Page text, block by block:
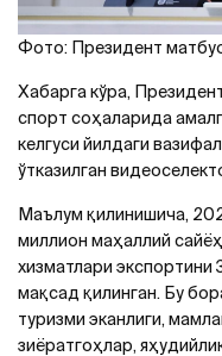
Фото: Президент
Хабарга кўра,
спорт соҳаларида
келгуси йилдаги
ўтказилган
Маълум қилинишича,
миллион маҳаллий
хизматлари экспортини
мақсад қилинган. Бу
туризми эканлиги,
зиёратгоҳлар,